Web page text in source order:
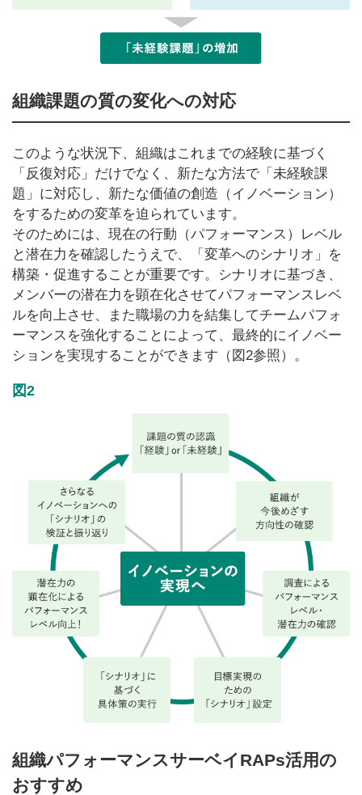
組織課題の質の変化への対応
このような状況下、組織はこれまでの経験に基づく
「反復対応」だけでなく、新たな方法で「未経験課
題」に対応し、新たな価値の創造（イノベーション）
をするための変革を迫られています。
そのためには、現在の行動（パフォーマンス）レベル
と潜在力を確認したうえで、「変革へのシナリオ」を
構築・促進することが重要です。シナリオに基づき、
メンバーの潜在力を顕在化させてパフォーマンスレベ
ルを向上させ、また職場の力を結集してチームパフォ
ーマンスを強化することによって、最終的にイノベー
ションを実現することができます（図2参照）。
図2
組織パフォーマンスサーベイRAPs活用の
おすすめ